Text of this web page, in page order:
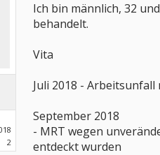
2
Ich bin männlich, 32
behandelt.
Vita
Juli 2018 -
September 2018
- MRT wegen
entdeckt wurden